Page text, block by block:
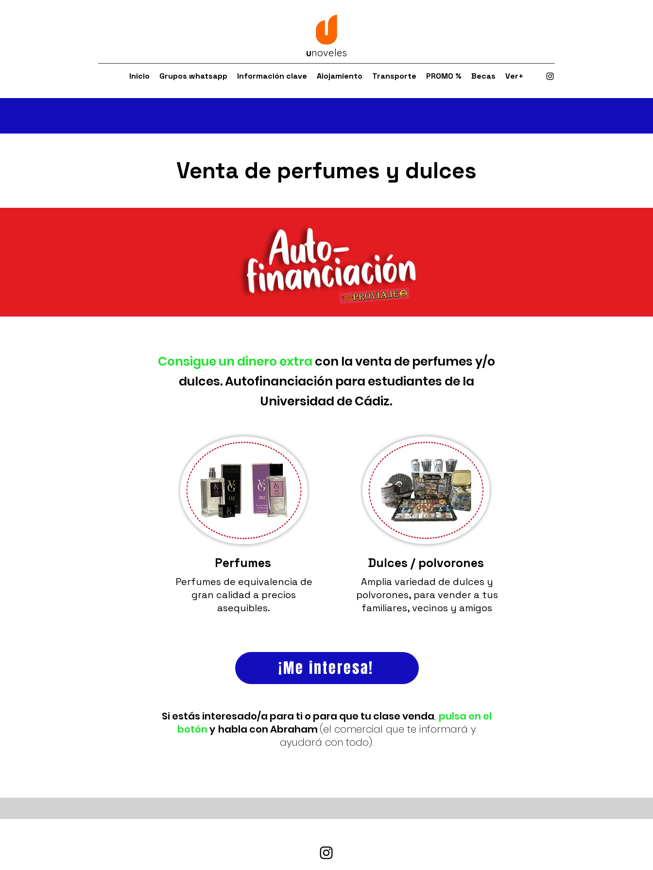
unoveles
Inicio Grupos whatsapp Información clave Alojamiento Transporte PROMO % Becas Ver+
Venta de perfumes y dulces
Consigue un dinero extra con la venta de perfumes y/o
dulces.Autofinanciación para estudiantes de la
Universidad de Cádiz.
Perfumes
Perfumes de equivalencia de
gran calidad a precios
asequibles.
Dulces / polvorones
Amplia variedad de dulces y
polvorones, para vender a tus
familiares, vecinos y amigos
¡Me interesa!
Si estás interesado/a para ti o para que tu clase venda, pulsa en el
botóny habla con Abraham (el comercial que te informará y
ayudará con todo).